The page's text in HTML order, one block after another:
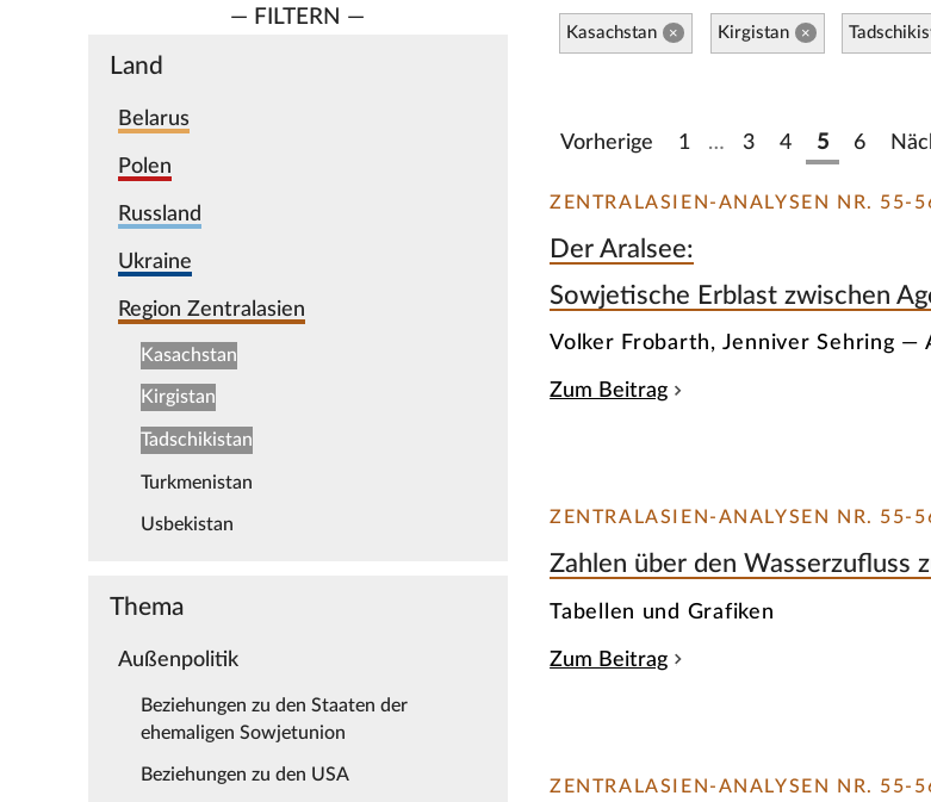
— FILTERN —
Land
Belarus
Polen
Russland
Ukraine
Region Zentralasien
Kasachstan
Kirgistan
Tadschikistan
Turkmenistan
Usbekistan
Thema
Außenpolitik
Beziehungen zu den Staaten der
ehemaligen Sowjetunion
Beziehungen zu den USA
Kasachstan × Kirgistan ×
Vorherige 1 … 3 4 5 6
ZENTRALASIEN-ANALYSEN NR. 55-
Der Aralsee:
Sowjetische Erblast zwischen
Volker Frobarth, Jenniver Sehring —
Zum Beitrag
ZENTRALASIEN-ANALYSEN NR. 55-
Zahlen über den Wasserzufluss
Tabellen und Grafiken
Zum Beitrag
ZENTRALASIEN-ANALYSEN NR. 55-